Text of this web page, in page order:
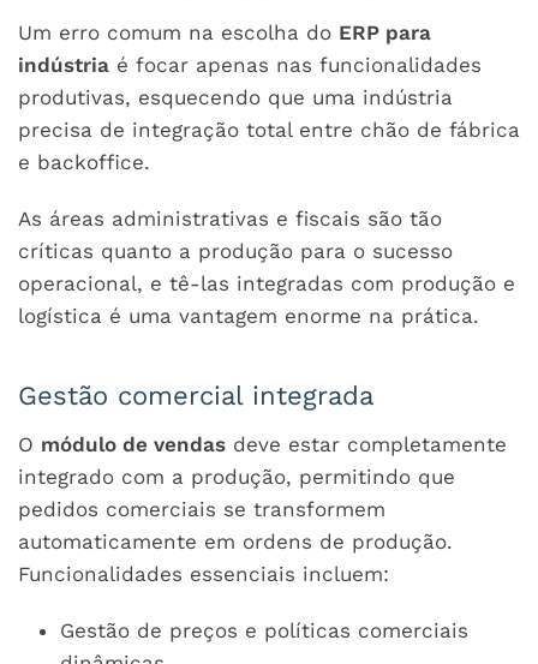
Um erro comum na escolha do ERP para
indústria é focar apenas nas funcionalidades
produtivas, esquecendo que uma indústria
precisa de integração total entre chão de fábrica
e backoffice.
As áreas administrativas e fiscais são tão
críticas quanto a produção para o sucesso
operacional, e tê-las integradas com produção e
logística é uma vantagem enorme na prática.
Gestão comercial integrada
O módulo de vendas deve estar completamente
integrado com a produção, permitindo que
pedidos comerciais se transformem
automaticamente em ordens de produção.
Funcionalidades essenciais incluem:
Gestão de preços e políticas comerciais